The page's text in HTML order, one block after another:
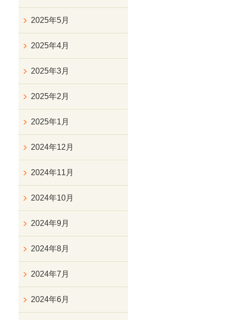
2025年5月
2025年4月
2025年3月
2025年2月
2025年1月
2024年12月
2024年11月
2024年10月
2024年9月
2024年8月
2024年7月
2024年6月